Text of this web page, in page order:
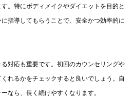
。特にボディメイクやダイエットを目的と
指導してもらうことで、安全かつ効率的に
対応も重要です。初回のカウンセリングや
れるかをチェックすると良いでしょう。自
なら、長く続けやすくなります。